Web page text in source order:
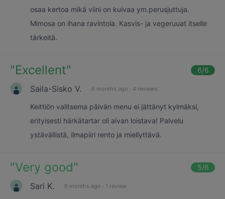
osaa kertoa mikä viini on kuivaa ym.perusjuttuja.
Mimosa on ihana ravintola. Kasvis- ja vegeruuat itselle
tärkeitä.
"Excellent" 6/6
Saila-Sisko V. 6 months ago · 4 reviews
Keittiön valitsema päivän menu ei jättänyt kylmäksi,
erityisesti härkätartar oli aivan loistava! Palvelu
ystävällistä, ilmapiiri rento ja miellyttävä.
"Very good" 5/6
Sari K. 6 months ago · 1 review